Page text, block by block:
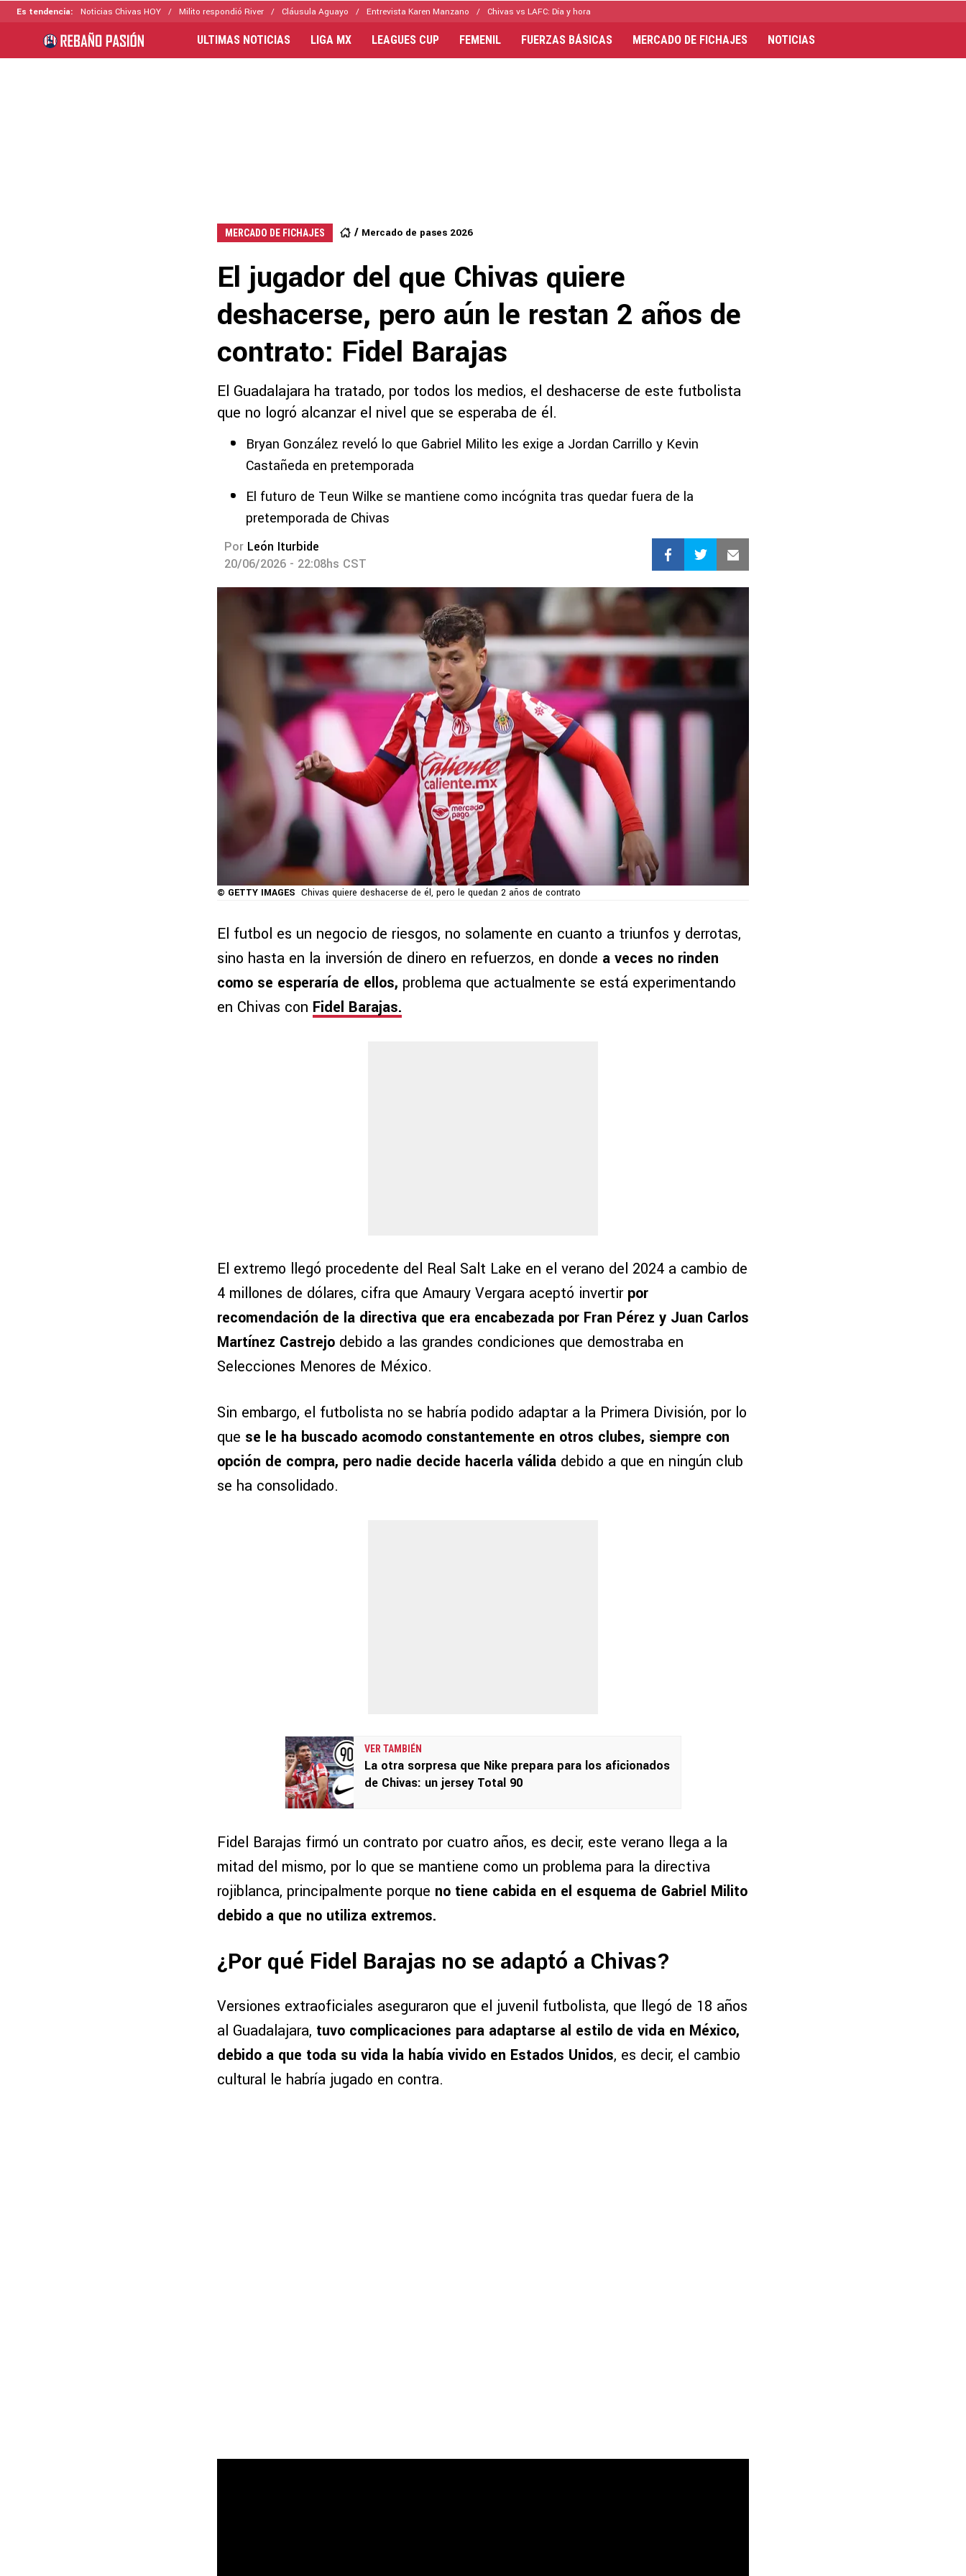
Es tendencia: Noticias Chivas HOY Milito respondió River Cláusula Aguayo Entrevista Karen Manzano Chivas vs LAFC: Día y hora
ULTIMAS NOTICIAS LIGA MX LEAGUES CUP FEMENIL FUERZAS BÁSICAS MERCADO DE FICHAJES NOTICIAS
MERCADO DE FICHAJES Mercado de pases 2026
El jugador del que Chivas quiere
deshacerse, pero aún le restan 2 años de
contrato: Fidel Barajas
El Guadalajara ha tratado, por todos los medios, el deshacerse de este futbolista
que no logró alcanzar el nivel que se esperaba de él.
Bryan González reveló lo que Gabriel Milito les exige a Jordan Carrillo y Kevin
Castañeda en pretemporada
El futuro de Teun Wilke se mantiene como incógnita tras quedar fuera de la
pretemporada de Chivas
Por León Iturbide
20/06/2026 - 22:08hs CST
© GETTY IMAGES Chivas quiere deshacerse de él, pero le quedan 2 años de contrato
El futbol es un negocio de riesgos, no solamente en cuanto a triunfos y derrotas,
sino hasta en la inversión de dinero en refuerzos, en donde a veces no rinden
como se esperaría de ellos, problema que actualmente se está experimentando
en Chivas con Fidel Barajas.
El extremo llegó procedente del Real Salt Lake en el verano del 2024 a cambio de
4 millones de dólares, cifra que Amaury Vergara aceptó invertir por
recomendación de la directiva que era encabezada por Fran Pérez y Juan Carlos
Martínez Castrejo debido a las grandes condiciones que demostraba en
Selecciones Menores de México.
Sin embargo, el futbolista no se habría podido adaptar a la Primera División, por lo
que se le ha buscado acomodo constantemente en otros clubes, siempre con
opción de compra, pero nadie decide hacerla válida debido a que en ningún club
se ha consolidado.
VER TAMBIÉN
La otra sorpresa que Nike prepara para los aficionados
de Chivas: un jersey Total 90
Fidel Barajas firmó un contrato por cuatro años, es decir, este verano llega a la
mitad del mismo, por lo que se mantiene como un problema para la directiva
rojiblanca, principalmente porque no tiene cabida en el esquema de Gabriel Milito
debido a que no utiliza extremos.
¿Por qué Fidel Barajas no se adaptó a Chivas?
Versiones extraoficiales aseguraron que el juvenil futbolista, que llegó de 18 años
al Guadalajara, tuvo complicaciones para adaptarse al estilo de vida en México,
debido a que toda su vida la había vivido en Estados Unidos, es decir, el cambio
cultural le habría jugado en contra.